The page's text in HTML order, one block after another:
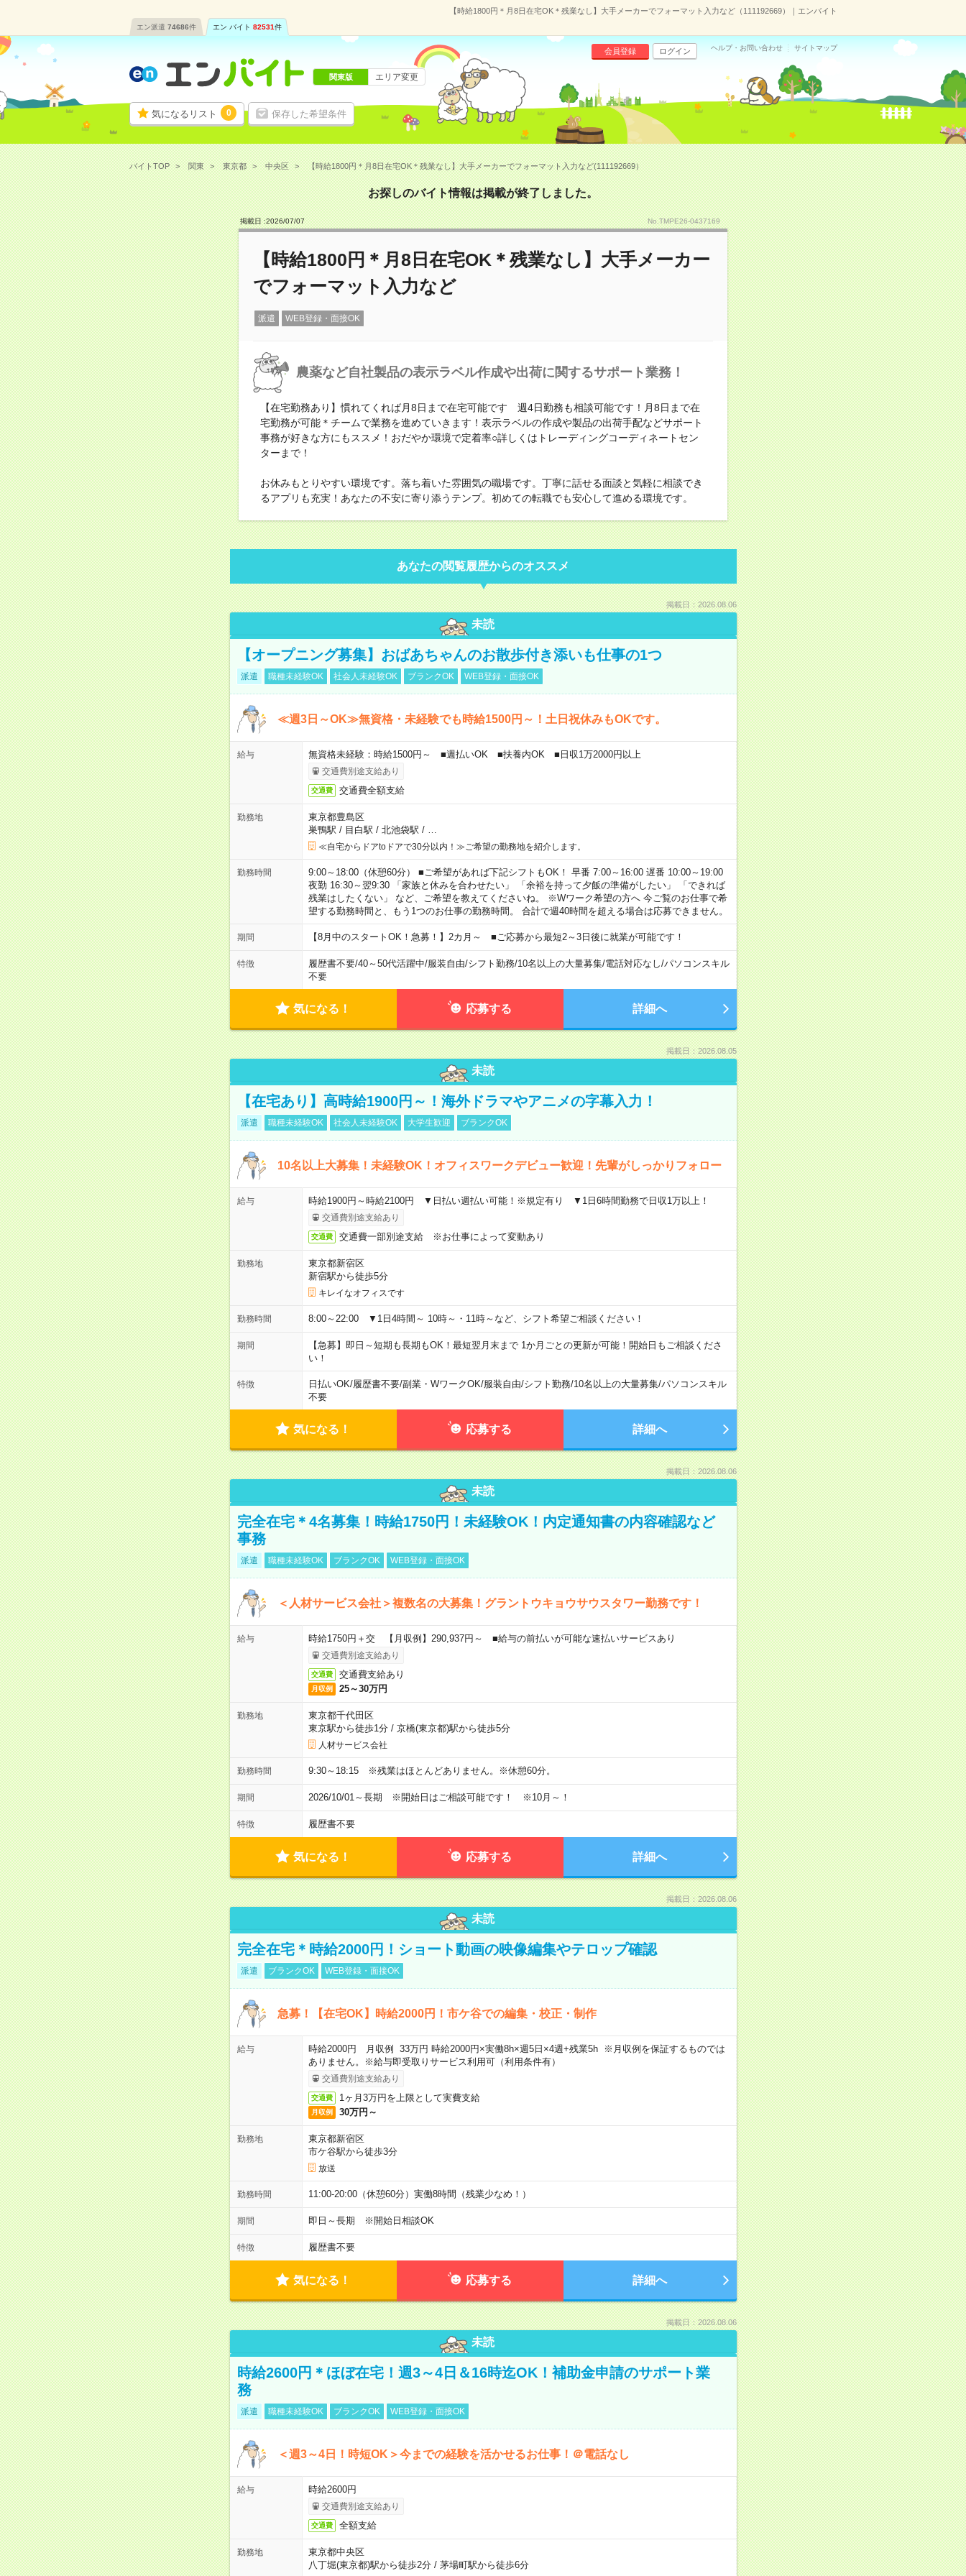
【時給1800円＊月8日在宅OK＊残業なし】大手メーカーでフォーマット入力など（111192669）｜エンバイト
エン派遣 74686件 エン バイト 82531件
気になるリスト 0 保存した希望条件
会員登録 ログイン ヘルプ・お問い合わせ サイトマップ
関東版 エリア変更
バイトTOP 関東 東京都 中央区 【時給1800円＊月8日在宅OK＊残業なし】大手メーカーでフォーマット入力など(111192669）
お探しのバイト情報は掲載が終了しました。
掲載日 :2026/07/07 No.TMPE26-0437169
【時給1800円＊月8日在宅OK＊残業なし】大手メーカー
でフォーマット入力など
派遣 WEB登録・面接OK
農薬など自社製品の表示ラベル作成や出荷に関するサポート業務！
【在宅勤務あり】慣れてくれば月8日まで在宅可能です 週4日勤務も相談可能です！月8日まで在
宅勤務が可能＊チームで業務を進めていきます！表示ラベルの作成や製品の出荷手配などサポート
事務が好きな方にもススメ！おだやか環境で定着率○詳しくはトレーディングコーディネートセン
ターまで！
お休みもとりやすい環境です。落ち着いた雰囲気の職場です。丁寧に話せる面談と気軽に相談でき
るアプリも充実！あなたの不安に寄り添うテンプ。初めての転職でも安心して進める環境です。
あなたの閲覧履歴からのオススメ
掲載日：2026.08.06
未読
【オープニング募集】おばあちゃんのお散歩付き添いも仕事の1つ
派遣 職種未経験OK 社会人未経験OK ブランクOK WEB登録・面接OK
≪週3日～OK≫無資格・未経験でも時給1500円～！土日祝休みもOKです。
給与 無資格未経験：時給1500円～ ■週払いOK ■扶養内OK ■日収1万2000円以上
交通費別途支給あり
交通費 交通費全額支給
勤務地
東京都豊島区
巣鴨駅 / 目白駅 / 北池袋駅 /
≪自宅からドアtoドアで30分以内！≫ご希望の勤務地を紹介します。
勤務時間
9:00～18:00（休憩60分） ■ご希望があれば下記シフトもOK！ 早番 7:00～16:00 遅番 10:00～19:00
夜勤 16:30～翌9:30 「家族と休みを合わせたい」 「余裕を持って夕飯の準備がしたい」 「できれば
残業はしたくない」 など、ご希望を教えてくださいね。 ※Wワーク希望の方へ 今ご覧のお仕事で希
望する勤務時間と、もう1つのお仕事の勤務時間。 合計で週40時間を超える場合は応募できません。
期間 【8月中のスタートOK！急募！】2カ月～ ■ご応募から最短2～3日後に就業が可能です！
特徴 履歴書不要/40～50代活躍中/服装自由/シフト勤務/10名以上の大量募集/電話対応なし/パソコンスキル
不要
気になる！ 応募する 詳細へ
掲載日：2026.08.05
未読
【在宅あり】高時給1900円～！海外ドラマやアニメの字幕入力！
派遣 職種未経験OK 社会人未経験OK 大学生歓迎 ブランクOK
10名以上大募集！未経験OK！オフィスワークデビュー歓迎！先輩がしっかりフォロー
給与 時給1900円～時給2100円 ▼日払い週払い可能！※規定有り ▼1日6時間勤務で日収1万以上！
交通費別途支給あり
交通費 交通費一部別途支給 ※お仕事によって変動あり
勤務地
東京都新宿区
新宿駅から徒歩5分
キレイなオフィスです
勤務時間 8:00～22:00 ▼1日4時間～ 10時～・11時～など、シフト希望ご相談ください！
期間
【急募】即日～短期も長期もOK！最短翌月末まで 1か月ごとの更新が可能！開始日もご相談くださ
い！
特徴 日払いOK/履歴書不要/副業・WワークOK/服装自由/シフト勤務/10名以上の大量募集/パソコンスキル
不要
気になる！ 応募する 詳細へ
掲載日：2026.08.06
未読
完全在宅＊4名募集！時給1750円！未経験OK！内定通知書の内容確認など
事務
派遣 職種未経験OK ブランクOK WEB登録・面接OK
＜人材サービス会社＞複数名の大募集！グラントウキョウサウスタワー勤務です！
給与 時給1750円＋交 【月収例】290,937円～ ■給与の前払いが可能な速払いサービスあり
交通費別途支給あり
交通費 交通費支給あり
月収例 25～30万円
勤務地
東京都千代田区
東京駅から徒歩1分/ 京橋(東京都)駅から徒歩5分
人材サービス会社
勤務時間 9:30～18:15 ※残業はほとんどありません。※休憩60分。
期間 2026/10/01～長期 ※開始日はご相談可能です！ ※10月～！
特徴 履歴書不要
気になる！ 応募する 詳細へ
掲載日：2026.08.06
未読
完全在宅＊時給2000円！ショート動画の映像編集やテロップ確認
派遣 ブランクOK WEB登録・面接OK
急募！【在宅OK】時給2000円！市ケ谷での編集・校正・制作
給与
時給2000円 月収例 33万円 時給2000円×実働8h×週5日×4週+残業5h ※月収例を保証するものでは
ありません。※給与即受取りサービス利用可（利用条件有）
交通費別途支給あり
交通費 1ヶ月3万円を上限として実費支給
月収例 30万円～
勤務地
東京都新宿区
市ケ谷駅から徒歩3分
放送
勤務時間 11:00-20:00（休憩60分）実働8時間（残業少なめ！）
期間 即日～長期 ※開始日相談OK
特徴 履歴書不要
気になる！ 応募する 詳細へ
掲載日：2026.08.06
未読
時給2600円＊ほぼ在宅！週3～4日＆16時迄OK！補助金申請のサポート業
務
派遣 職種未経験OK ブランクOK WEB登録・面接OK
＜週3～4日！時短OK＞今までの経験を活かせるお仕事！＠電話なし
給与 時給2600円
交通費別途支給あり
交通費 全額支給
勤務地
東京都中央区
八丁堀(東京都)駅から徒歩2分/ 茅場町駅から徒歩6分